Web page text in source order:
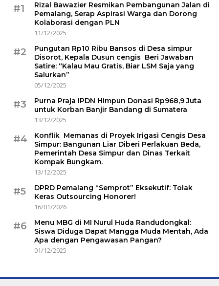
#1
Rizal Bawazier Resmikan Pembangunan Jalan di
Pemalang, Serap Aspirasi Warga dan Dorong
Kolaborasi dengan PLN
11/12/2025
#2
Pungutan Rp10 Ribu Bansos di Desa simpur
Disorot, Kepala Dusun cengis Beri Jawaban
Satire: “Kalau Mau Gratis, Biar LSM Saja yang
Salurkan”
05/12/2025
#3
Purna Praja IPDN Himpun Donasi Rp968,9 Juta
untuk Korban Banjir Bandang di Sumatera
13/12/2025
#4
Konflik Memanas di Proyek Irigasi Cengis Desa
Simpur: Bangunan Liar Diberi Perlakuan Beda,
Pemerintah Desa Simpur dan Dinas Terkait
Kompak Bungkam.
13/12/2025
#5
DPRD Pemalang “Semprot” Eksekutif: Tolak
Keras Outsourcing Honorer!
16/01/2026
#6
Menu MBG di MI Nurul Huda Randudongkal:
Siswa Diduga Dapat Mangga Muda Mentah, Ada
Apa dengan Pengawasan Pangan?
01/12/2025